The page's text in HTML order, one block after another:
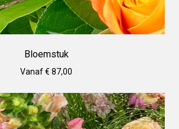
Bloemstuk
Vanaf € 87,00